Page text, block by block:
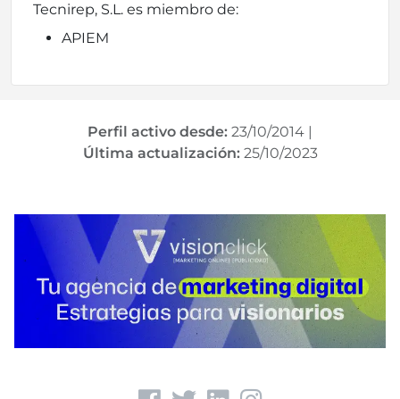
Tecnirep, S.L. es miembro de:
APIEM
Perfil activo desde: 23/10/2014
Última actualización:25/10/2023